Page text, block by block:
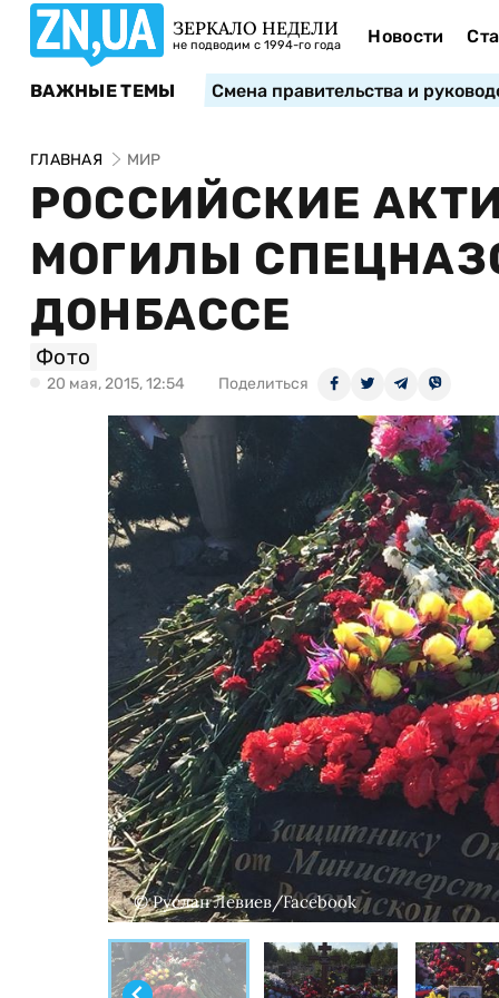
ЗЕРКАЛО НЕДЕЛИ
не подводим с 1994-го года Новости
ВАЖНЫЕ ТЕМЫ Смена правительства и
ГЛАВНАЯ МИР
РОССИЙСКИЕ
МОГИЛЫ
ДОНБАССЕ
Фото
20 мая, 2015, 12:54 Поделиться
© Руслан Левиев/Facebook